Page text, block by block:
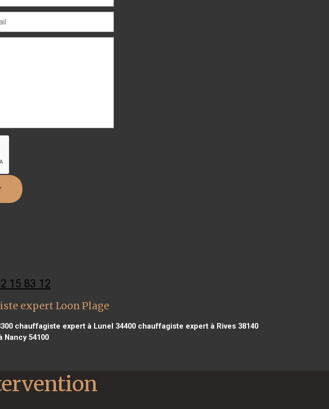
15 83 12
expert Loon Plage
chauffagiste expert à Lunel 34400chauffagiste expert à Rives 38140
54100